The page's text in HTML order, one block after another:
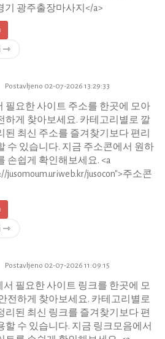
기 광주출장마사지</a>
⇾
Postavljeno 02-07-2026 13:29:33
필요한 사이트 주소를 한곳에 모아
하게 찾아보세요. 카테고리별로 깔
된 최신 주소를 즐겨찾기보다 편리
수 있습니다. 지금 주소콘에서 원하
손쉽게 확인해보세요. <a
jusomoum.uriweb.kr/jusocon">주소콘
⇾
Postavljeno 02-07-2026 11:09:15
서 필요한 사이트 링크를 한곳에 모
전하게 찾아보세요. 카테고리별로
리된 최신 링크를 즐겨찾기보다 편
할 수 있습니다. 지금 링크모음에서